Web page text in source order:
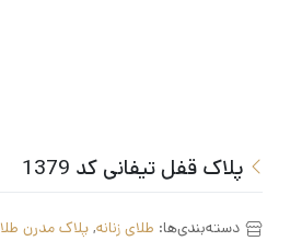
پلاک قفل تیفانی کد 1379
دسته‌بندی‌ها:طلای زنانه,پلاک مدرن طلا